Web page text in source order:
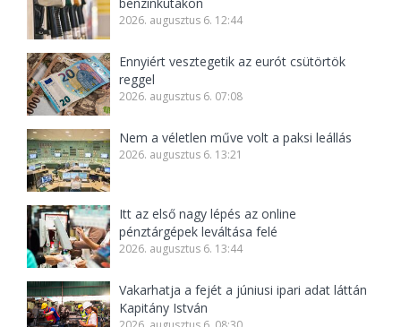
2026. augusztus 6. 12:44
Ennyiért vesztegetik az eurót csütörtök
reggel
2026. augusztus 6. 07:08
Nem a véletlen műve volt a paksi leállás
2026. augusztus 6. 13:21
Itt az első nagy lépés az online
pénztárgépek leváltása felé
2026. augusztus 6. 13:44
Vakarhatja a fejét a júniusi ipari adat láttán
Kapitány István